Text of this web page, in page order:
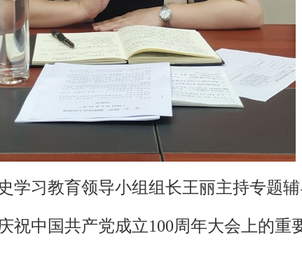
学习教育领导小组组长王丽主持专题
祝中国共产党成立100周年大会上的重